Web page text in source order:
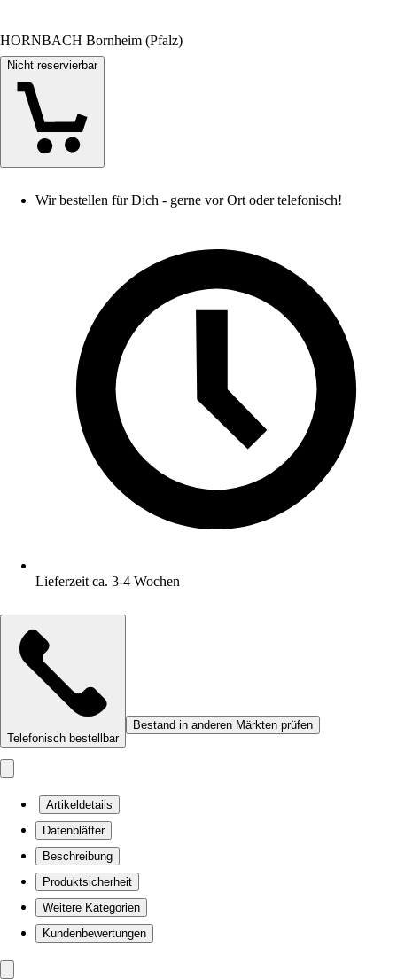
HORNBACH Bornheim (Pfalz)
Nicht reservierbar
Wir bestellen für Dich - gerne vor Ort oder telefonisch!
Lieferzeit ca. 3-4 Wochen
Telefonisch bestellbar
Bestand in anderen Märkten prüfen
Artikeldetails
Datenblätter
Beschreibung
Produktsicherheit
Weitere Kategorien
Kundenbewertungen